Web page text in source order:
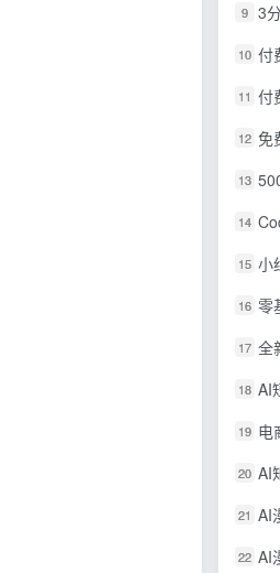
9 3分钟
10 付
11 付费
12 免费
13 500
14
15 小红书
16 零基
17 全
18 AI短剧
19 电商
20 AI矩
21 AI漫
22 AI漫